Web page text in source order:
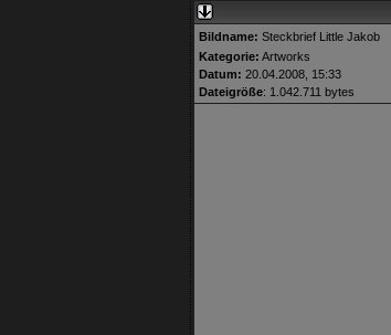
Bildname: Steckbrief Little Jakob
Kategorie: Artworks
Datum: 20.04.2008, 15:33
Dateigröße: 1.042.711 bytes